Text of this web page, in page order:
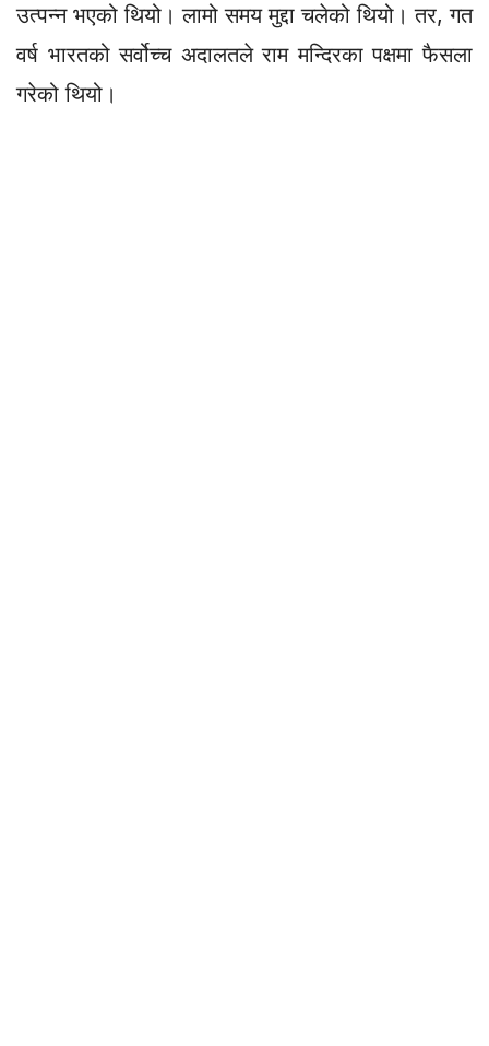
उत्पन्न भएको थियो। लामो समय मुद्दा चलेको थियो। तर, गत
वर्ष भारतको सर्वोच्च अदालतले राम मन्दिरका पक्षमा फैसला
गरेको थियो।